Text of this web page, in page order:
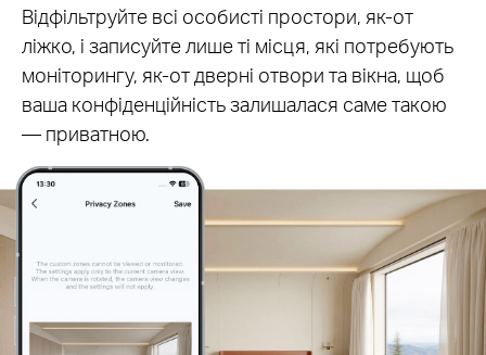
Відфільтруйте всі особисті простори, як-от
ліжко, і записуйте лише ті місця, які потребують
моніторингу, як-от дверні отвори та вікна, щоб
ваша конфіденційність залишалася саме такою
— приватною.